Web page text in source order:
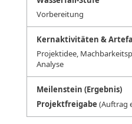
Vorbereitung
Projektidee,
Analyse
Projektfreigabe (Auftrag